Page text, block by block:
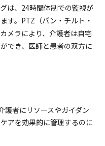
は、24時間体制での監視が
す。PTZ（パン・チルト・
メラにより、介護者は自宅
でき、医師と患者の双方に
護者にリソースやガイダン
アを効果的に管理するのに